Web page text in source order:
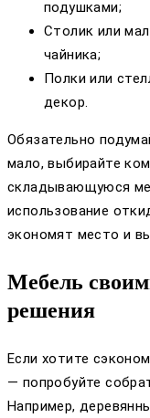
подушками;
Столик или
чайника;
Полки или
декор.
Обязательно
мало, выбирайте
складывающуюся
использование
экономят место и
Мебель
решения
Если хотите
— попробуйте
Например,